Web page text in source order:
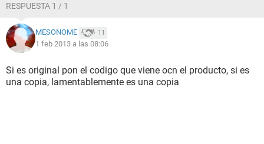
RESPUESTA 1 / 1
MESONOME 11
1 feb 2013 a las 08:06
Si es original pon el codigo que viene ocn el producto, si es
una copia, lamentablemente es una copia